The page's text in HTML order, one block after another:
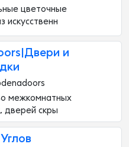
цветочные
искусственн
и
межкомнатных
дверей скры